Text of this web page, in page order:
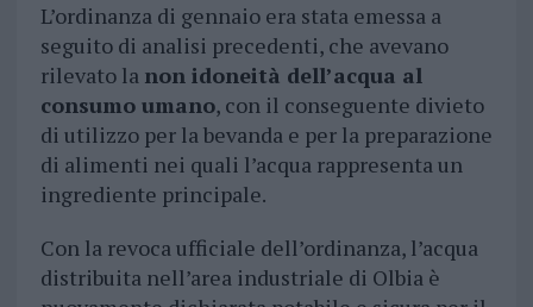
L’ordinanza di gennaio era stata emessa a
seguito di analisi precedenti, che avevano
rilevato la non idoneità dell’acqua al
consumo umano, con il conseguente divieto
di utilizzo per la bevanda e per la preparazione
di alimenti nei quali l’acqua rappresenta un
ingrediente principale.
Con la revoca ufficiale dell’ordinanza, l’acqua
distribuita nell’area industriale di Olbia è